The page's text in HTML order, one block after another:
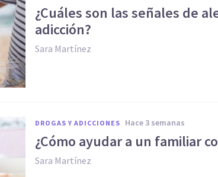
¿Cuáles son las señales de
adicción?
Sara Martínez
DROGAS Y ADICCIONES hace 3 semanas
¿Cómo ayudar a un familiar
Sara Martínez